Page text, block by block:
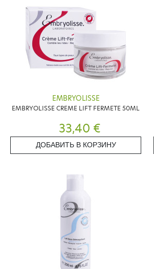
EMBRYOLISSE
EMBRYOLISSE CREME LIFT FERMETE 50ML
33,40 €
ДОБАВИТЬ В КОРЗИНУ